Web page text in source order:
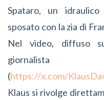
Spataro, un
sposato con la zia di
Nel video, diffuso
giornalista
(https://x.com/
Klaus si rivolge